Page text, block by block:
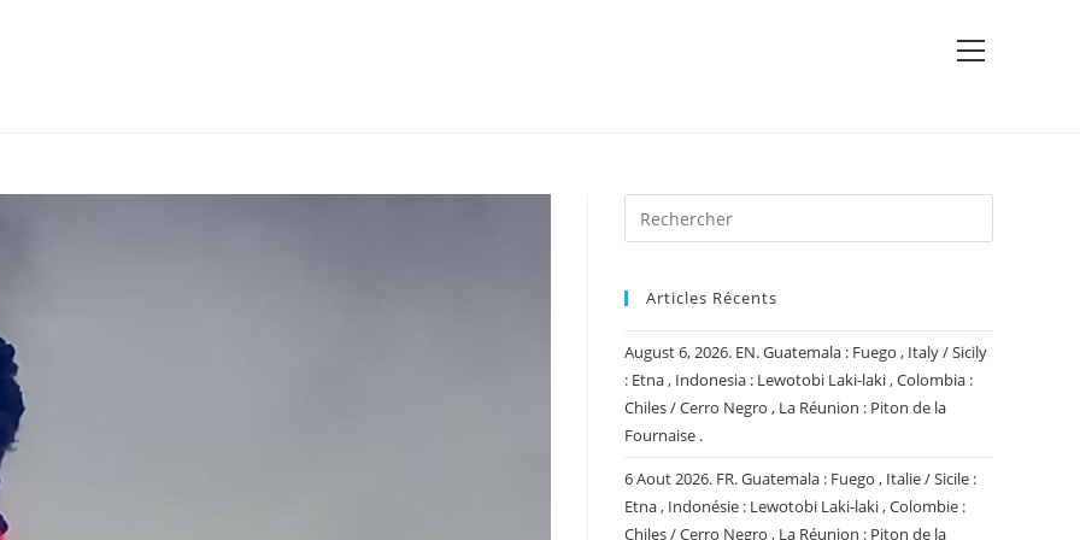
View
Articles Récents
August 6, 2026. EN. Guatemala : Fuego , Italy / Sicily
: Etna , Indonesia : Lewotobi Laki-laki , Colombia :
Chiles / Cerro Negro , La Réunion : Piton de la
Fournaise .
6 Aout 2026. FR. Guatemala : Fuego , Italie / Sicile :
Etna , Indonésie : Lewotobi Laki-laki , Colombie :
Chiles / Cerro Negro , La Réunion : Piton de la